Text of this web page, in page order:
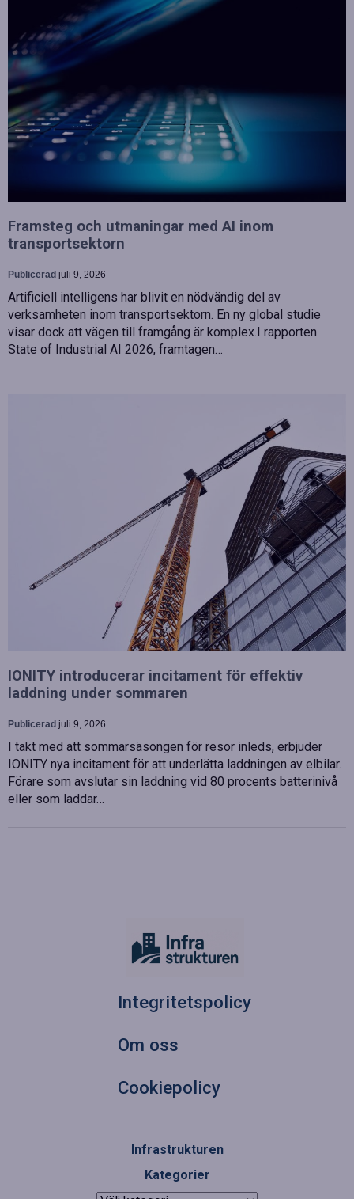
Framsteg och utmaningar med AI inom
transportsektorn
Publicerad juli 9, 2026
Artificiell intelligens har blivit en nödvändig del av
verksamheten inom transportsektorn. En ny global studie
visar dock att vägen till framgång är komplex.I rapporten
State of Industrial AI 2026, framtagen…
IONITY introducerar incitament för effektiv
laddning under sommaren
Publicerad juli 9, 2026
I takt med att sommarsäsongen för resor inleds, erbjuder
IONITY nya incitament för att underlätta laddningen av elbilar.
Förare som avslutar sin laddning vid 80 procents batterinivå
eller som laddar…
Integritetspolicy
Om oss
Cookiepolicy
Infrastrukturen
Kategorier